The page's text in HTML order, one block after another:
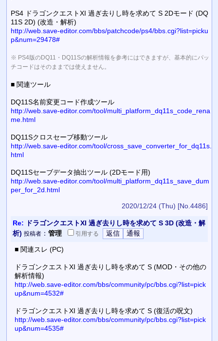
PS4 ドラゴンクエストXI 過ぎ去りし時を求めて S 2Dモード (DQ
11S 2D) (改造・解析)
http://web.save-editor.com/bbs/patchcode/ps4/bbs.cgi?list=picku
p&num=29478#
※ PS4版のDQ11・DQ11Sの解析情報を参考にはできますが、基本的にパッ
チコードはそのままでは使えません。
■ 関連ツール
DQ11S名前変更コード作成ツール
http://web.save-editor.com/tool/multi_platform_dq11s_code_rena
me.html
DQ11Sクロスセーブ移動ツール
http://web.save-editor.com/tool/cross_save_converter_for_dq11s.
html
DQ11Sセーブデータ抽出ツール (2Dモード用)
http://web.save-editor.com/tool/multi_platform_dq11s_save_dum
per_for_2d.html
2020/12/24 (Thu) [No.4486]
Re: ドラゴンクエストXI 過ぎ去りし時を求めて S 3D (改造・解
析) 投稿者： 管理 引用する
■ 関連スレ (PC)
ドラゴンクエストXI 過ぎ去りし時を求めて S (MOD・その他の
解析情報)
http://web.save-editor.com/bbs/community/pc/bbs.cgi?list=pick
up&num=4532#
ドラゴンクエストXI 過ぎ去りし時を求めて S (復活の呪文)
http://web.save-editor.com/bbs/community/pc/bbs.cgi?list=pick
up&num=4535#